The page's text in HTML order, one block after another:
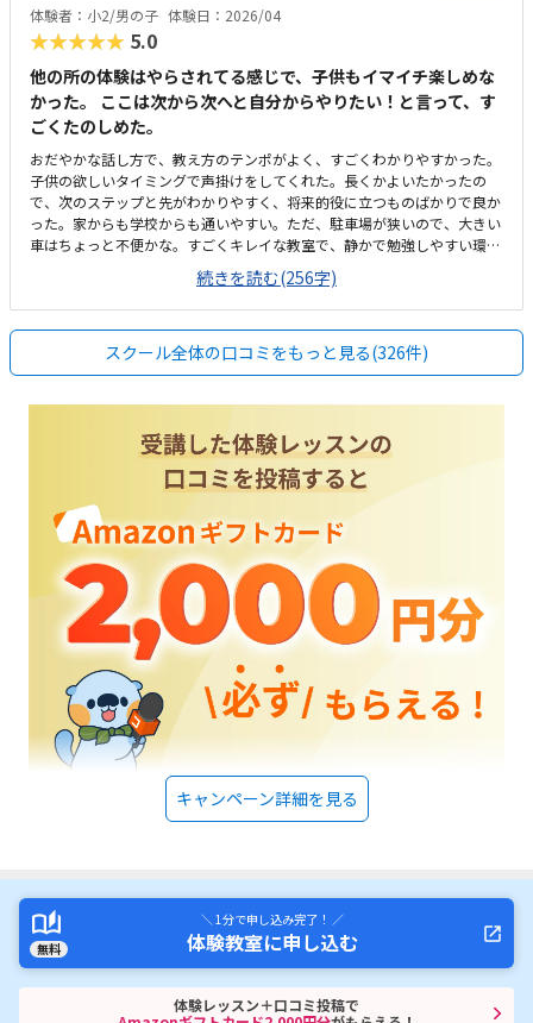
体験者：小2/男の子 体験日：2026/04
★★★★★ 5.0
他の所の体験はやらされてる感じで、子供もイマイチ楽しめな
かった。 ここは次から次へと自分からやりたい！と言って、す
ごくたのしめた。
おだやかな話し方で、教え方のテンポがよく、すごくわかりやすかった。
子供の欲しいタイミングで声掛けをしてくれた。長くかよいたかったの
で、次のステップと先がわかりやすく、将来的役に立つものばかりで良か
った。家からも学校からも通いやすい。ただ、駐車場が狭いので、大きい
車はちょっと不便かな。すごくキレイな教室で、静かで勉強しやすい環境
だった。椅子も机も玄関もキレイだった。先行投資だと思ってます。ちょ
っと高め。半年に一回またお金がまとまってかかるのは、痛いかな。教え
方のテンポがちょうどよく、子供がすごく楽しめました。
続きを読む(256字)
スクール全体の口コミをもっと見る(326件)
キャンペーン詳細を見る
無料
＼ 1分で申し込み完了！ ／
体験教室に申し込む
体験レッスン＋口コミ投稿で